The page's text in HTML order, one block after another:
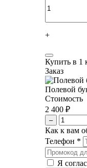
+
Купить в 1
Заказ
Полевой
Стоимость
2 400 ₽
–
Как к вам
Телефон *
Я